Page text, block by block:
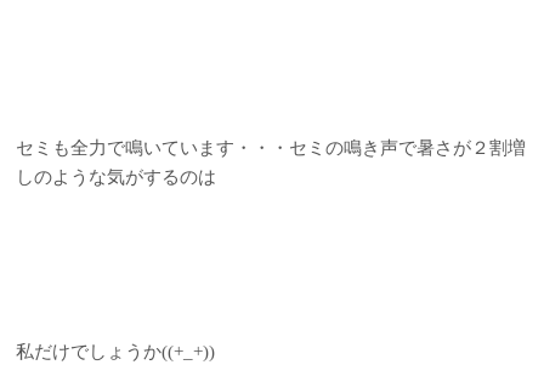
セミも全力で鳴いています・・・セミの鳴き声で暑さが２割増
しのような気がするのは
私だけでしょうか((+_+))